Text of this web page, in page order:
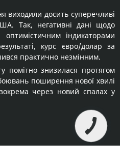
виходили досить суперечливі
Так, негативні дані щодо
оптимістичним індикаторами
курс євро/долар за
практично незмінним.
помітно знизилася протягом
поширення нової хвилі
зокрема через новий спалах у